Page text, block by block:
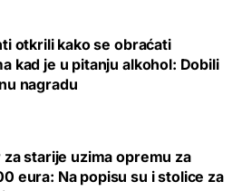
otkrili kako se obraćati
kad je u pitanju alkohol: Dobili
nagradu
za starije uzima opremu za
eura: Na popisu su i stolice za